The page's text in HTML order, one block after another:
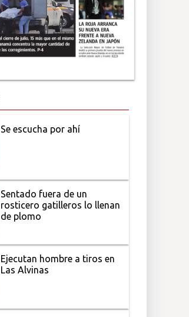
Se escucha por ahí
Sentado fuera de un
rosticero gatilleros lo llenan
de plomo
Ejecutan hombre a tiros en
Las Alvinas